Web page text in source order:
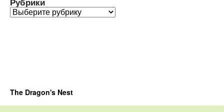
Рубрики
The Dragon's Nest